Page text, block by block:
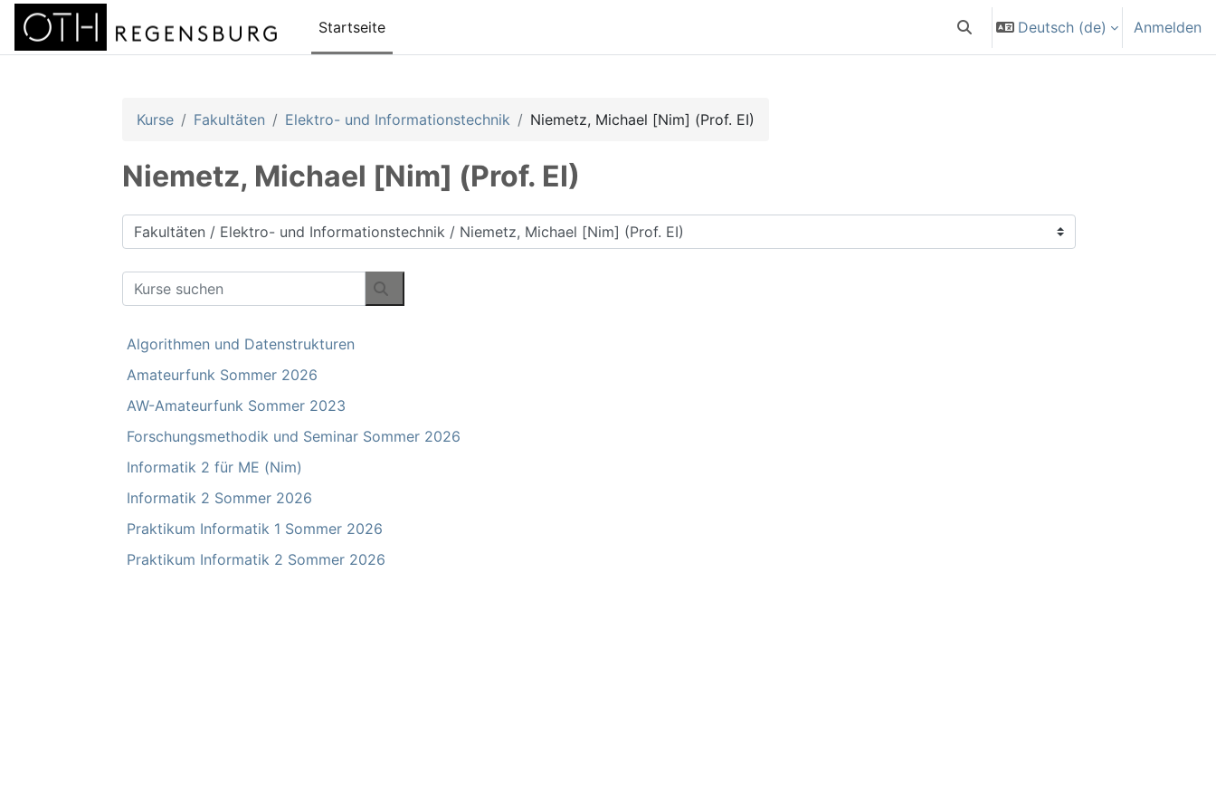
Zum Hauptinhalt
Startseite
Sucheingabe umschalten
Deutsch ‎(de)‎ Anmelden
Kurse Fakultäten Elektro- und Informationstechnik Niemetz, Michael [Nim] (Prof. EI)
Niemetz, Michael [Nim] (Prof. EI)
Kursbereiche
Kurse suchen
Kurse suchen
Algorithmen und Datenstrukturen
Amateurfunk Sommer 2026
AW-Amateurfunk Sommer 2023
Forschungsmethodik und Seminar Sommer 2026
Informatik 2 für ME (Nim)
Informatik 2 Sommer 2026
Praktikum Informatik 1 Sommer 2026
Praktikum Informatik 2 Sommer 2026